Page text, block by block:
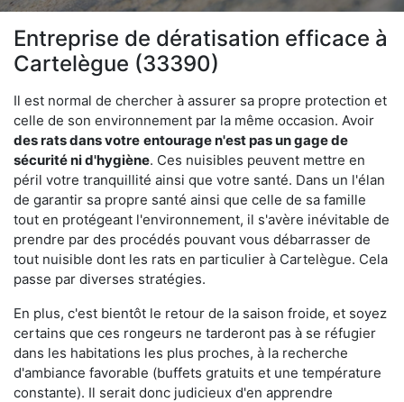
Entreprise de dératisation efficace à
Cartelègue (33390)
Il est normal de chercher à assurer sa propre protection et
celle de son environnement par la même occasion. Avoir
des rats dans votre entourage n'est pas un gage de
sécurité ni d'hygiène. Ces nuisibles peuvent mettre en
péril votre tranquillité ainsi que votre santé. Dans un l'élan
de garantir sa propre santé ainsi que celle de sa famille
tout en protégeant l'environnement, il s'avère inévitable de
prendre par des procédés pouvant vous débarrasser de
tout nuisible dont les rats en particulier à Cartelègue. Cela
passe par diverses stratégies.
En plus, c'est bientôt le retour de la saison froide, et soyez
certains que ces rongeurs ne tarderont pas à se réfugier
dans les habitations les plus proches, à la recherche
d'ambiance favorable (buffets gratuits et une température
constante). Il serait donc judicieux d'en apprendre